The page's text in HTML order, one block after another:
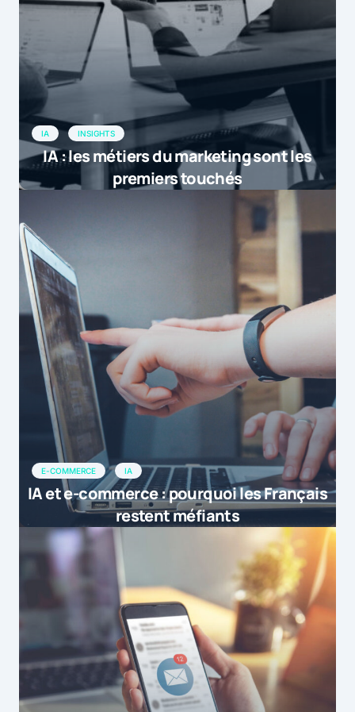
IA INSIGHTS
IA : les métiers du marketing sont les
premiers touchés
E-COMMERCE IA
IA et e-commerce : pourquoi les Français
restent méfiants